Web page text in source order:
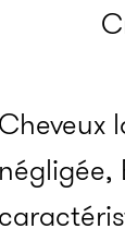
Cheveux
négligée,